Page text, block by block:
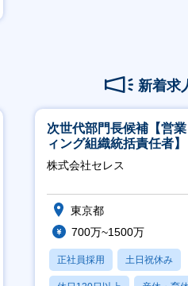
新着求
次世代部門長候補【営
ィング組織統括責任者】
株式会社セレス
東京都
700万~1500万
正社員採用 土日祝休み